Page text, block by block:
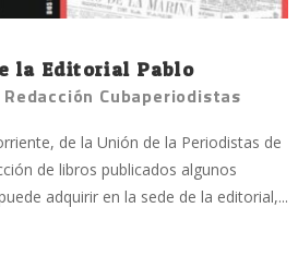
la Editorial Pablo
Redacción Cubaperiodistas
de la Unión de la Periodistas de
de libros publicados algunos
adquirir en la sede de la editorial,...